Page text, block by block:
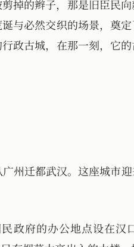
掉的辫子，那是旧臣民
与必然交织的场景，奠
政古城，在那一刻，它
州迁都武汉。这座城市
政府的办公地点设在汉